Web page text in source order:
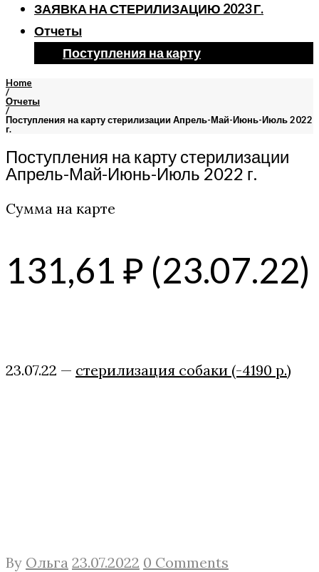
ЗАЯВКА НА СТЕРИЛИЗАЦИЮ 2023 Г.
Отчеты
Поступления на карту
Home
/
Отчеты
/
Поступления на карту стерилизации Апрель-Май-Июнь-Июль 2022
г.
Поступления на карту стерилизации
Апрель-Май-Июнь-Июль 2022 г.
Сумма на карте
131,61 ₽ (23.07.22)
23.07.22 — стерилизация собаки (-4190 р.)
By Ольга 23.07.2022 0 Comments